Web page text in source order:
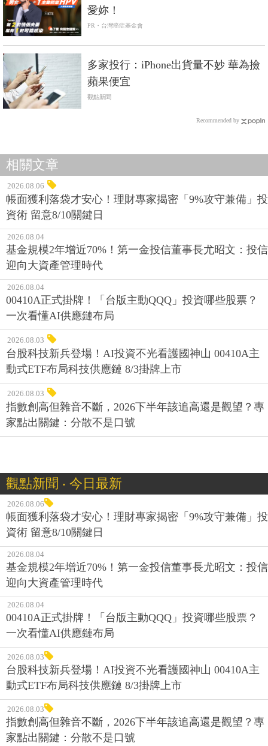
愛妳！
PR・台灣癌症基金會
多家投行：iPhone出貨量不妙 華為撿
蘋果便宜
觀點新聞
Recommended by
相關文章
2026.08.06
帳面獲利落袋才安心！理財專家揭密「9%攻守兼備」投
資術 留意8/10關鍵日
2026.08.04
基金規模2年增近70%！第一金投信董事長尤昭文：投信
迎向大資產管理時代
2026.08.04
00410A正式掛牌！「台版主動QQQ」投資哪些股票？
一次看懂AI供應鏈布局
2026.08.03
台股科技新兵登場！AI投資不光看護國神山 00410A主
動式ETF布局科技供應鏈 8/3掛牌上市
2026.08.03
指數創高但雜音不斷，2026下半年該追高還是觀望？專
家點出關鍵：分散不是口號
觀點新聞 ‧ 今日最新
2026.08.06
帳面獲利落袋才安心！理財專家揭密「9%攻守兼備」投
資術 留意8/10關鍵日
2026.08.04
基金規模2年增近70%！第一金投信董事長尤昭文：投信
迎向大資產管理時代
2026.08.04
00410A正式掛牌！「台版主動QQQ」投資哪些股票？
一次看懂AI供應鏈布局
2026.08.03
台股科技新兵登場！AI投資不光看護國神山 00410A主
動式ETF布局科技供應鏈 8/3掛牌上市
2026.08.03
指數創高但雜音不斷，2026下半年該追高還是觀望？專
家點出關鍵：分散不是口號